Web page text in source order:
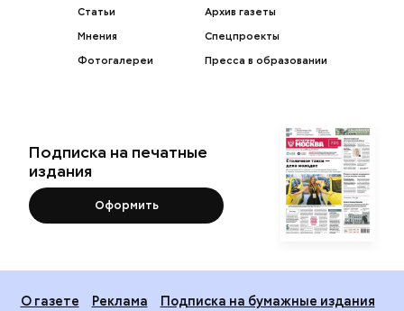
Статьи
Мнения
Фотогалереи
Архив газеты
Спецпроекты
Пресса в образовании
Подписка на печатные
издания
Оформить
О газете Реклама
Подписка на бумажные издания